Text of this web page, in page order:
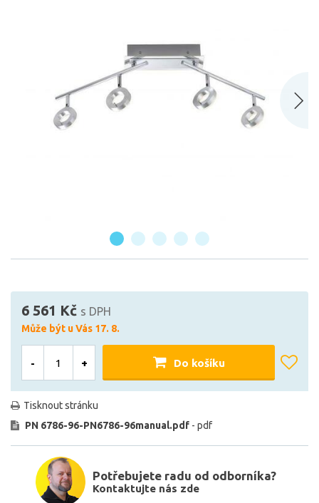
6 561 Kč s DPH
Může být u Vás 17. 8.
- + Do košíku
Tisknout stránku
PN 6786-96-PN6786-96manual.pdf - pdf
Potřebujete radu od odborníka?
Kontaktujte nás zde